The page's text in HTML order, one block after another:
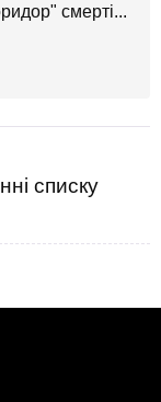
смерті...
списку